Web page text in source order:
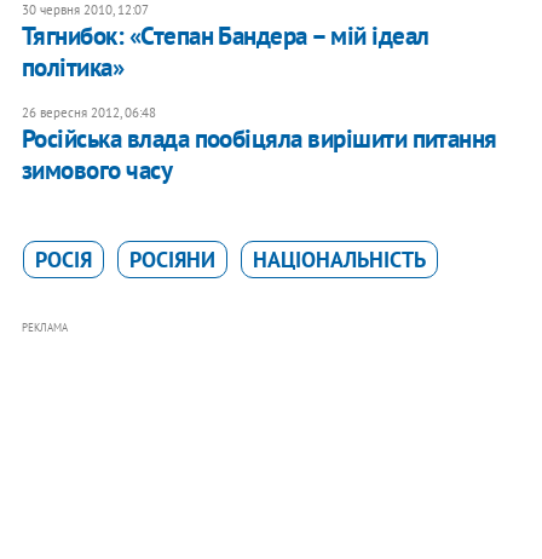
30 червня 2010, 12:07
Тягнибок: «Степан Бандера – мій ідеал
політика»
26 вересня 2012, 06:48
Російська влада пообіцяла вирішити питання
зимового часу
РОСІЯ РОСІЯНИ НАЦІОНАЛЬНІСТЬ
РЕКЛАМА